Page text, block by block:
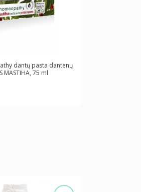
dantų pasta dantenų
MASTIHA, 75 ml